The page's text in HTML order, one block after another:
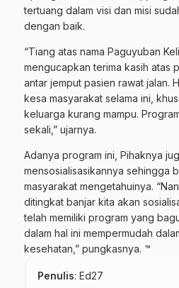
tertuang dalam visi dan misi
dengan baik.
“Tiang atas nama Paguyuban
mengucapkan terima kasih atas
antar jemput pasien rawat jalan.
kesa masyarakat selama ini,
keluarga kurang mampu.
sekali,” ujarnya.
Adanya program ini, Pihaknya
mensosialisasikannya sehingga
masyarakat mengetahuinya.
ditingkat banjar kita akan
telah memiliki program yang
dalam hal ini mempermudah
kesehatan,” pungkasnya. ™
Penulis: Ed27